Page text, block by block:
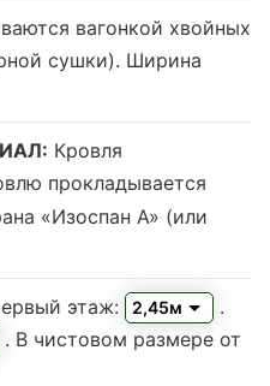
вагонкой хвойных
сушки). Ширина
Кровля
прокладывается
«Изоспан А» (или
этаж: 2,45м
.
. В чистовом размере от